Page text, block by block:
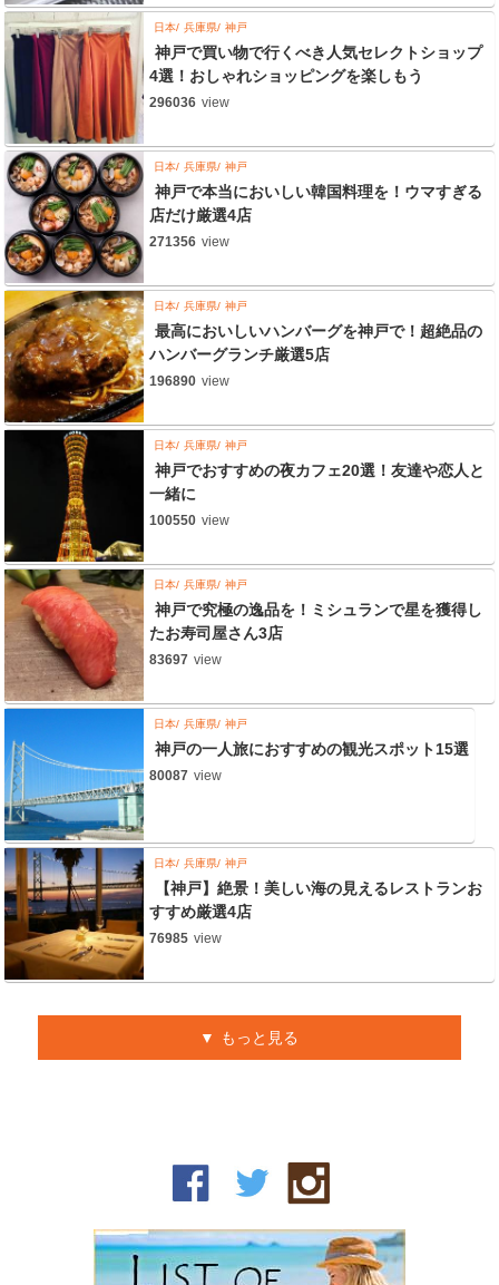
日本 兵庫県 神戸
神戸で買い物で行くべき人気セレクトショップ
4選！おしゃれショッピングを楽しもう
296036 view
日本 兵庫県 神戸
神戸で本当においしい韓国料理を！ウマすぎる
店だけ厳選4店
271356 view
日本 兵庫県 神戸
最高においしいハンバーグを神戸で！超絶品の
ハンバーグランチ厳選5店
196890 view
日本 兵庫県 神戸
神戸でおすすめの夜カフェ20選！友達や恋人と
一緒に
100550 view
日本 兵庫県 神戸
神戸で究極の逸品を！ミシュランで星を獲得し
たお寿司屋さん3店
83697 view
日本 兵庫県 神戸
神戸の一人旅におすすめの観光スポット15選
80087 view
日本 兵庫県 神戸
【神戸】絶景！美しい海の見えるレストランお
すすめ厳選4店
76985 view
もっと見る